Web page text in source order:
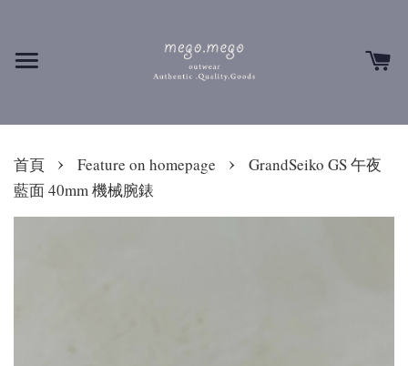
首頁 › Feature on homepage ›
GrandSeiko GS 午夜
藍面 40mm 機械腕錶